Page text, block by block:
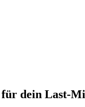
dein Last-